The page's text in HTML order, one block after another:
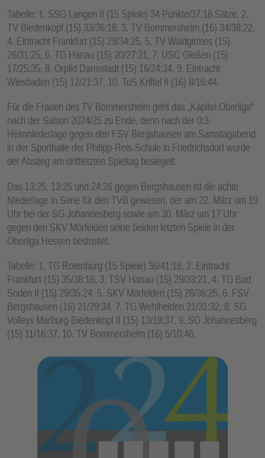
Tabelle: 1. SSG Langen II (15 Spiele) 34 Punkte/37:18 Sätze, 2.
TV Biedenkopf (15) 33/36:18, 3. TV Bommersheim (16) 34/38:22,
4. Eintracht Frankfurt (15) 29/34:25, 5. TV Waldgirmes (15)
26/31:25, 6. TG Hanau (15) 20/27:31, 7. USC Gießen (15)
17/25:35, 8. Orplid Darmstadt (15) 16/24:34, 9. Eintracht
Wiesbaden (15) 12/21:37, 10. TuS Kriftel II (16) 8/16:44.
Für die Frauen des TV Bommersheim geht das „Kapitel Oberliga“
nach der Saison 2024/25 zu Ende, denn nach der 0:3-
Heimniederlage gegen den FSV Bergshausen am Samstagabend
in der Sporthalle der Philipp-Reis-Schule in Friedrichsdorf wurde
der Abstieg am drittletzten Spieltag besiegelt.
Das 13:25, 13:25 und 24:26 gegen Bergshausen ist die achte
Niederlage in Serie für den TVB gewesen, der am 22. März um 19
Uhr bei der SG Johannesberg sowie am 30. März um 17 Uhr
gegen den SKV Mörfelden seine beiden letzten Spiele in der
Oberliga Hessen bestreitet.
Tabelle: 1. TG Rotenburg (15 Spiele) 36/41:16, 2. Eintracht
Frankfurt (15) 35/38:16, 3. TSV Hanau (15) 29/33:21, 4. TG Bad
Soden II (15) 29/35:24, 5. SKV Mörfelden (15) 28/36:25, 6. FSV
Bergshausen (16) 21/29:34, 7. TG Wehlheiden 21/31:32, 8. SG
Volleys Marburg-Biedenkopf II (15) 13/19:37, 9. SG Johannesberg
(15) 11/16:37, 10. TV Bommersheim (16) 5/10:46.